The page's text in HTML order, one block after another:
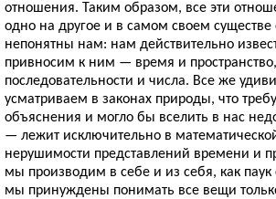
отношения. Таким образом, все эти
одно на другое и в самом своем
непонятны нам: нам действительно
привносим к ним — время и
последовательности и числа. Все же
усматриваем в законах природы, что
объяснения и могло бы вселить в нас
— лежит исключительно в
нерушимости представлений времени и
мы производим в себе и из себя, как паук
мы принуждены понимать все вещи